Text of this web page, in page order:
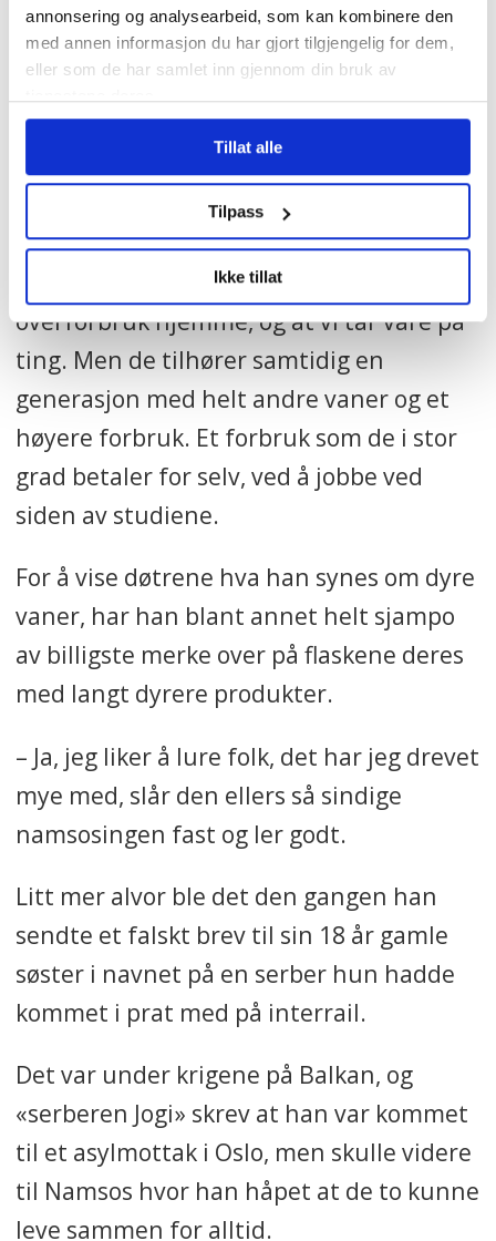
annonsering og analysearbeid, som kan kombinere den
med annen informasjon du har gjort tilgjengelig for dem,
eller som de har samlet inn gjennom din bruk av
Tillat alle
Tilpass
Ikke tillat
tatt med oss og gitt videre til egne barn.
Spøkefugl
56-åringen innser likevel at ikke alt fra
oppdragelsen er mulig å videreføre. Til
det har samfunnet endret seg for mye.
– Jentene ser jo at det ikke er noe
overforbruk hjemme, og at vi tar vare på
ting. Men de tilhører samtidig en
generasjon med helt andre vaner og et
høyere forbruk. Et forbruk som de i stor
grad betaler for selv, ved å jobbe ved
siden av studiene.
For å vise døtrene hva han synes om dyre
vaner, har han blant annet helt sjampo
av billigste merke over på flaskene deres
med langt dyrere produkter.
– Ja, jeg liker å lure folk, det har jeg drevet
mye med, slår den ellers så sindige
namsosingen fast og ler godt.
Litt mer alvor ble det den gangen han
sendte et falskt brev til sin 18 år gamle
søster i navnet på en serber hun hadde
kommet i prat med på interrail.
Det var under krigene på Balkan, og
«serberen Jogi» skrev at han var kommet
til et asylmottak i Oslo, men skulle videre
til Namsos hvor han håpet at de to kunne
leve sammen for alltid.